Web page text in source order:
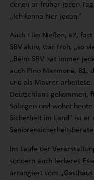
denen er früher jeden
„Ich kenne hier jeden.“
Auch Elke Nießen, 67,
SBV aktiv, war froh, „so
„Beim SBV hat immer
auch Pino Marmone, 81,
und als Maurer arbeitete.
Deutschland gekommen,
Solingen und wohnt
Sicherheit im Land“ ist er
Im Laufe der
sondern auch leckeres
arrangiert vom